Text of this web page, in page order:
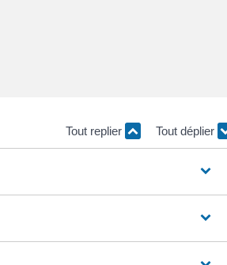
Tout replier Tout déplier